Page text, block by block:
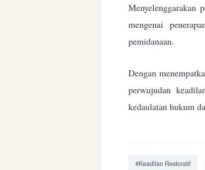
Menyelenggarakan
mengenai
pemidanaan.
Dengan
perwujudan
kedaulatan hukum
#Keadilan Restoratif